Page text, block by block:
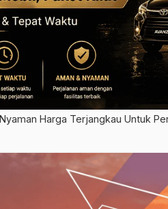
Harga Terjangkau Untuk